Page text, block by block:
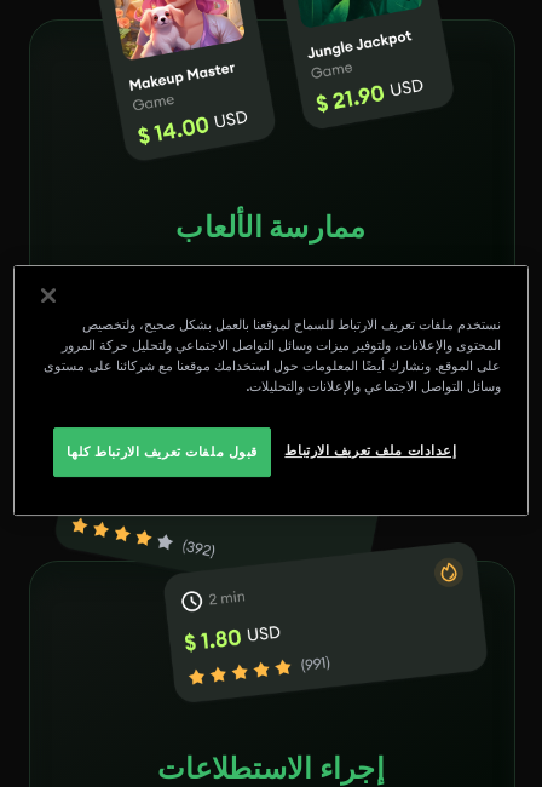
ممارسة الألعاب
$0.50 - $120
إجراء الاستطلاعات
نستخدم ملفات تعريف الارتباط للسماح لموقعنا بالعمل بشكل صحيح، ولتخصيص
المحتوى والإعلانات، ولتوفير ميزات وسائل التواصل الاجتماعي ولتحليل حركة المرور
على الموقع. ونشارك أيضًا المعلومات حول استخدامك موقعنا مع شركائنا على مستوى
وسائل التواصل الاجتماعي والإعلانات والتحليلات.
قبول ملفات تعريف الارتباط كلها إعدادات ملف تعريف الارتباط